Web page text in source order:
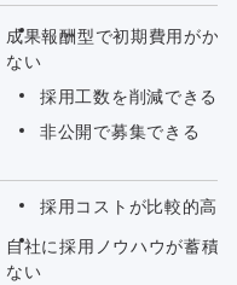
成果報酬型で初期費用がか
ない
採用工数を削減できる
非公開で募集できる
採用コストが比較的高い
自社に採用ノウハウが蓄積
ない